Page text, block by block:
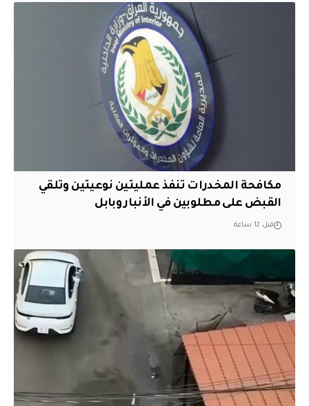
مكافحة المخدرات تنفذ عمليتين نوعيتين وتلقي
القبض على مطلوبين في الأنبار وبابل
قبل 12 ساعة